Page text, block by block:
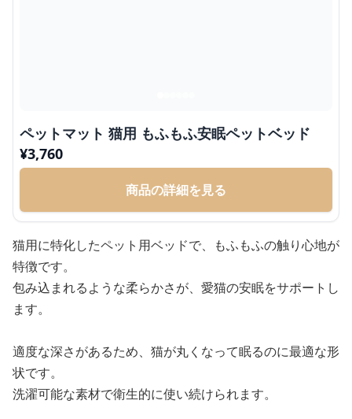
ペットマット 猫用 もふもふ安眠ペットベッド
¥3,760
商品の詳細を見る
猫用に特化したペット用ベッドで、もふもふの触り心地が
特徴です。
包み込まれるような柔らかさが、愛猫の安眠をサポートし
ます。
適度な深さがあるため、猫が丸くなって眠るのに最適な形
状です。
洗濯可能な素材で衛生的に使い続けられます。